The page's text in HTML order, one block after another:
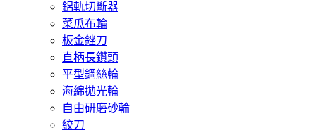
鋁軌切斷器
菜瓜布輪
板金銼刀
直柄長鑽頭
平型鋼絲輪
海綿拋光輪
自由研磨砂輪
絞刀